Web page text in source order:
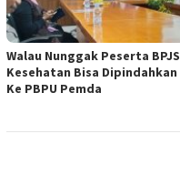
Walau Nunggak Peserta BPJS
Kesehatan Bisa Dipindahkan
Ke PBPU Pemda